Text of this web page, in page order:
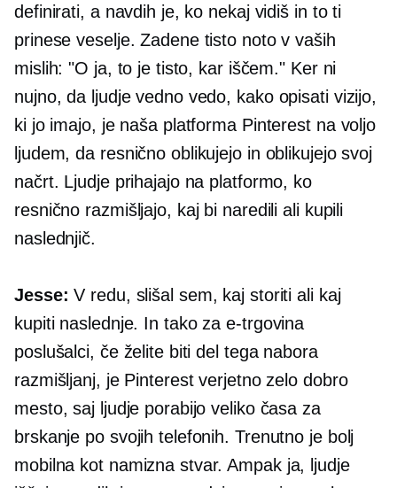
definirati, a navdih je, ko nekaj vidiš in to ti
prinese veselje. Zadene tisto noto v vaših
mislih: "O ja, to je tisto, kar iščem." Ker ni
nujno, da ljudje vedno vedo, kako opisati vizijo,
ki jo imajo, je naša platforma Pinterest na voljo
ljudem, da resnično oblikujejo in oblikujejo svoj
načrt. Ljudje prihajajo na platformo, ko
resnično razmišljajo, kaj bi naredili ali kupili
naslednjič.
Jesse: V redu, slišal sem, kaj storiti ali kaj
kupiti naslednje. In tako zae-trgovina
poslušalci, če želite biti del tega nabora
razmišljanj, je Pinterest verjetno zelo dobro
mesto, saj ljudje porabijo veliko časa za
brskanje po svojih telefonih. Trenutno je bolj
mobilna kot namizna stvar. Ampak ja, ljudje